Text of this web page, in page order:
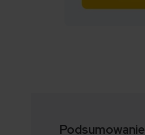
Podsumowanie